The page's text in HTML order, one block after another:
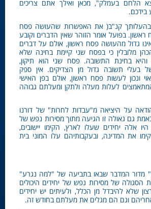
הלחם בעמלק", מכאן ואילך אתם צריכים
בידכם.
קנ"ב( את האפשרות שהעושה פסח
בפועל אומר הזוהר שאין הדברים וקובע
גדול מהעושה פסח ראשון, אולם על דברים
מלובלין כי בפסח שני קיימת בחינה שלא
בחינת התשובה. פסח שני הוא תיקון,
בעלי תשובה גדול מן הצדיקים. אין ספק
ונכון לעשות פסח ראשון, אולם בפן האישי
לעלות מעלה ולתקן ומעלתם גבוהה
על היציאה מ"עבדות לחרות" של דורנו
גם גאולה זו הגיעה מתוך מסירות נפש של
אלה יחידים שעלו לארץ, הקימו יישובים,
את המדינה, ובעקבותיהם עלו המוני בית
מדור המדבר שבאו בתביעה של "למה נגרע"
הסגולה של מסירות נפש של יחידים היכולים
שלא להיבדל מן הכלל, ולעיתים יש יחידים
וגם הם מגלים את מעלתם בחודש זה.